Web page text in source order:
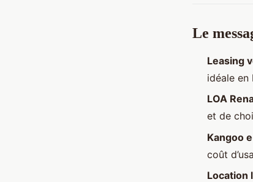
Le
Leasing
idéale en
LOA
et de
Kangoo
coût
Location